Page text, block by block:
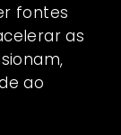
fontes
as
ao